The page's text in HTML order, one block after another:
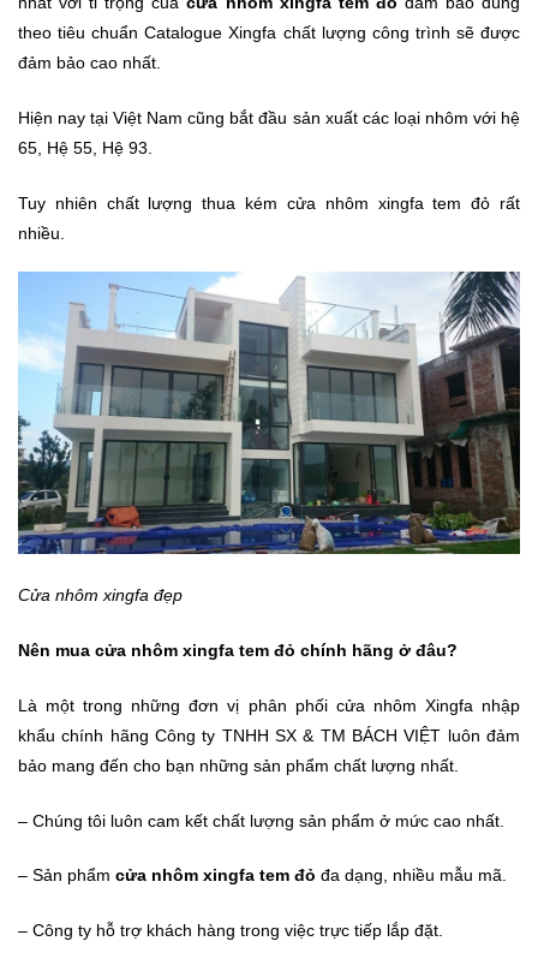
theo tiêu chuẩn Catalogue Xingfa chất lượng công trình sẽ được
đảm bảo cao nhất.
Hiện nay tại Việt Nam cũng bắt đầu sản xuất các loại nhôm với hệ
65, Hệ 55, Hệ 93.
Tuy nhiên chất lượng thua kém cửa nhôm xingfa tem đỏ rất
nhiều.
Cửa nhôm xingfa đẹp
Nên mua cửa nhôm xingfa tem đỏ chính hãng ở đâu?
Là một trong những đơn vị phân phối cửa nhôm Xingfa nhập
khẩu chính hãng Công ty TNHH SX & TM BÁCH VIỆT luôn đảm
bảo mang đến cho bạn những sản phẩm chất lượng nhất.
– Chúng tôi luôn cam kết chất lượng sản phẩm ở mức cao nhất.
– Sản phẩm cửa nhôm xingfa tem đỏ đa dạng, nhiều mẫu mã.
– Công ty hỗ trợ khách hàng trong việc trực tiếp lắp đặt.